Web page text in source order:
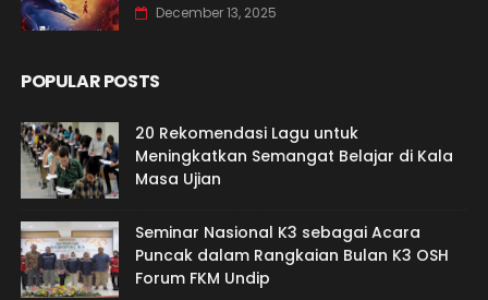
December 13, 2025
POPULAR POSTS
20 Rekomendasi Lagu untuk
Meningkatkan Semangat Belajar di Kala
Masa Ujian
Seminar Nasional K3 sebagai Acara
Puncak dalam Rangkaian Bulan K3 OSH
Forum FKM Undip